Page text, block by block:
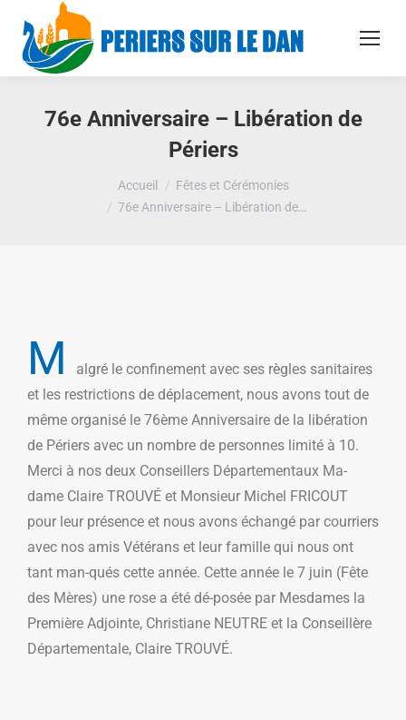
76e Anniversaire – Libération de
Périers
Accueil
Fêtes et Cérémonies
76e Anniversaire – Libération de…
M
algré le confinement avec ses règles sanitaires
et les restrictions de déplacement, nous avons tout de
même organisé le 76ème Anniversaire de la libération
de Périers avec un nombre de personnes limité à 10.
Merci à nos deux Conseillers Départementaux Ma-
dame Claire TROUVÉ et Monsieur Michel FRICOUT
pour leur présence et nous avons échangé par courriers
avec nos amis Vétérans et leur famille qui nous ont
tant man-qués cette année. Cette année le 7 juin (Fête
des Mères) une rose a été dé-posée par Mesdames la
Première Adjointe, Christiane NEUTRE et la Conseillère
Départementale, Claire TROUVÉ.